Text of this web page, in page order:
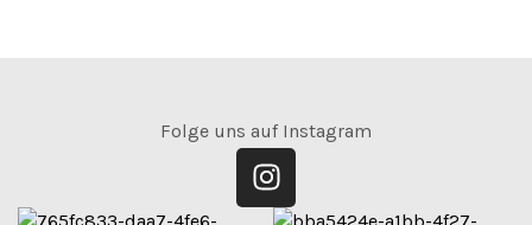
Folge uns auf Instagram